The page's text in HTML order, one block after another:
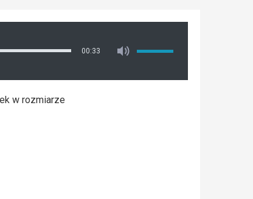
00:33
w rozmiarze